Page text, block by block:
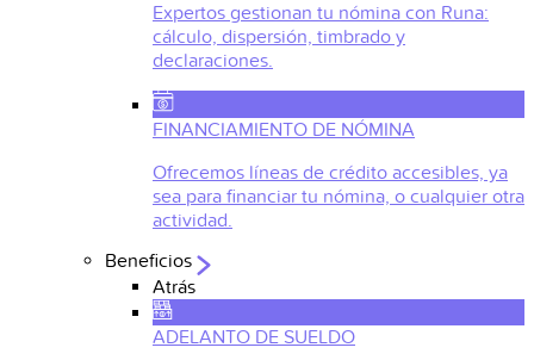
Expertos gestionan tu nómina con Runa:
cálculo, dispersión, timbrado y
declaraciones.
FINANCIAMIENTO DE NÓMINA
Ofrecemos líneas de crédito accesibles, ya
sea para financiar tu nómina, o cualquier otra
actividad.
Beneficios
Atrás
ADELANTO DE SUELDO